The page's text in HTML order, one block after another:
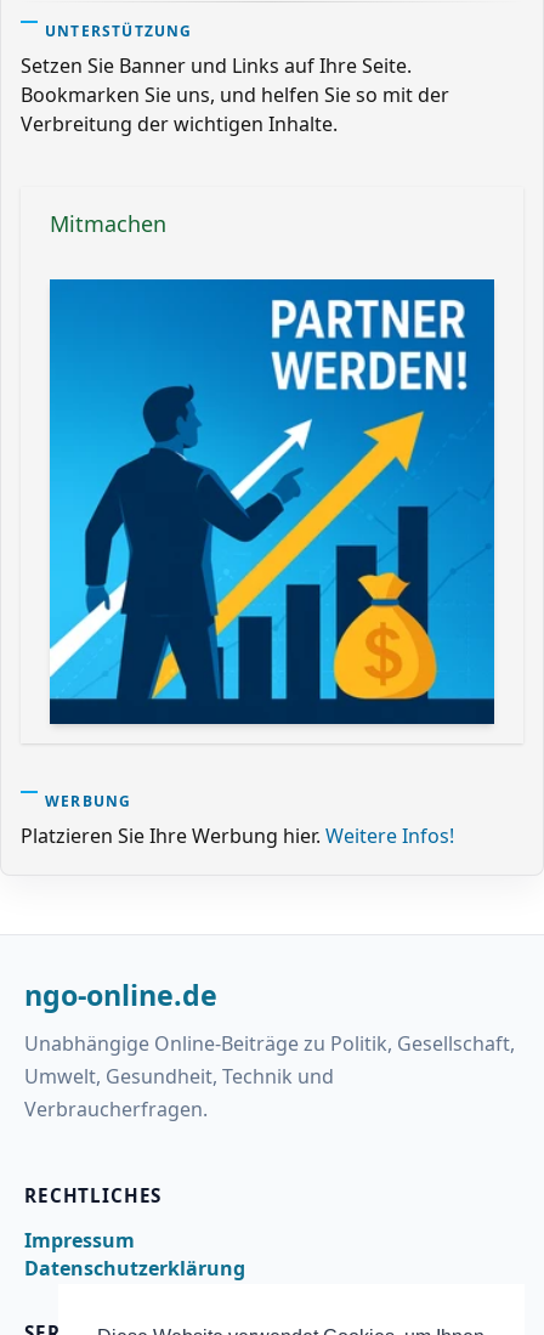
UNTERSTÜTZUNG
Setzen Sie Banner und Links auf Ihre Seite.
Bookmarken Sie uns, und helfen Sie so mit der
Verbreitung der wichtigen Inhalte.
Mitmachen
WERBUNG
Platzieren Sie Ihre Werbung hier. Weitere Infos!
ngo-online.de
Unabhängige Online-Beiträge zu Politik, Gesellschaft,
Umwelt, Gesundheit, Technik und
Verbraucherfragen.
RECHTLICHES
Impressum
Datenschutzerklärung